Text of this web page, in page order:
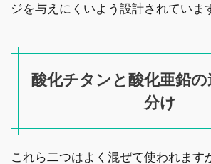
ジを与えにくいよう設計されていま
酸化チタンと酸化亜鉛
分け
これら二つはよく混ぜて使われます